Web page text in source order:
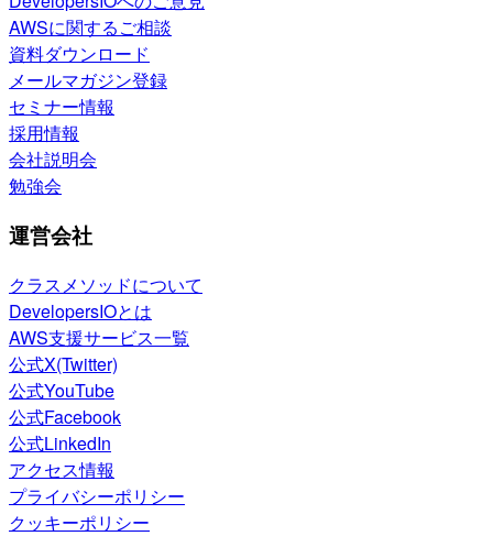
AWSに関するご相談
資料ダウンロード
メールマガジン登録
セミナー情報
採用情報
会社説明会
勉強会
運営会社
クラスメソッドについて
DevelopersIOとは
AWS支援サービス一覧
公式X(Twitter)
公式YouTube
公式Facebook
公式LinkedIn
アクセス情報
プライバシーポリシー
クッキーポリシー